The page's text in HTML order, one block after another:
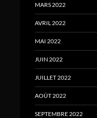
MARS 2022
AVRIL 2022
MAI 2022
JUIN 2022
JUILLET 2022
AOÛT 2022
SEPTEMBRE 2022